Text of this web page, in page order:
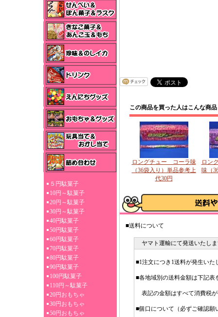
５円駄菓子
10円～駄菓子
20円～駄菓子
30円～駄菓子
40円駄菓子
50円駄菓子
60円駄菓子
70円駄菓子
80円駄菓子
90円駄菓子
100円駄菓子
110円～駄菓子
20円おもちゃ
30円おもちゃ
50円おもちゃ
この商品を買った人はこんな商
ロングチュー コーラ味
（36袋入り）単品参考上
代30円
ロン
味（
■送料について
ヤマト運輸にて発送いたし
■1注文につき1送料が発生いた
■各地域別の送料金額は下記表
表記の金額はすべて消費税
■個口について（必ずご確認願